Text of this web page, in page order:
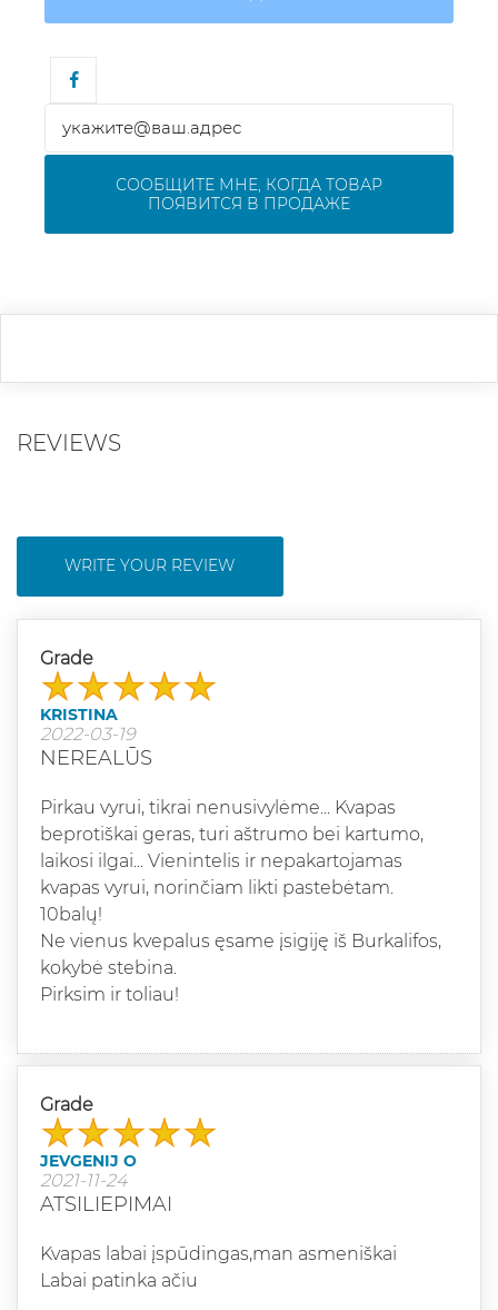
СООБЩИТЕ МНЕ, КОГДА ТОВАР
ПОЯВИТСЯ В ПРОДАЖЕ
REVIEWS
WRITE YOUR REVIEW
Grade
KRISTINA
2022-03-19
NEREALŪS
Pirkau vyrui, tikrai nenusivylėme... Kvapas
beprotiškai geras, turi aštrumo bei kartumo,
laikosi ilgai... Vienintelis ir nepakartojamas
kvapas vyrui, norinčiam likti pastebėtam.
10balų!
Ne vienus kvepalus ęsame įsigiję iš Burkalifos,
kokybė stebina.
Pirksim ir toliau!
Grade
JEVGENIJ O
2021-11-24
ATSILIEPIMAI
Kvapas labai įspūdingas,man asmeniškai
Labai patinka ačiu